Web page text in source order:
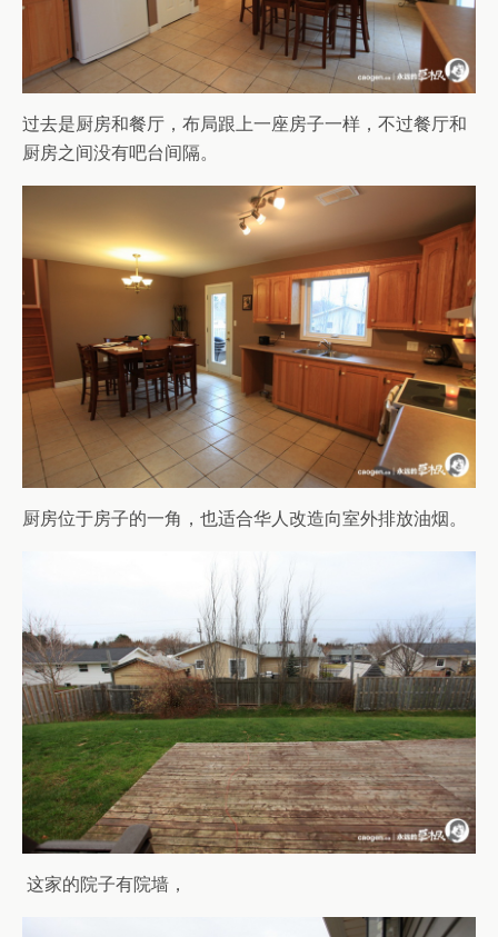
过去是厨房和餐厅，布局跟上一座房子一样，不过餐厅和
厨房之间没有吧台间隔。
厨房位于房子的一角，也适合华人改造向室外排放油烟。
这家的院子有院墙，